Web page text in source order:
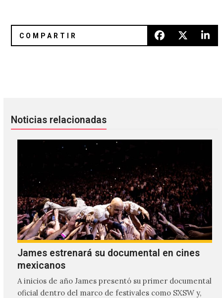
Noticias relacionadas
James estrenará su documental en cines
mexicanos
A inicios de año James presentó su primer documental
oficial dentro del marco de festivales como SXSW y,